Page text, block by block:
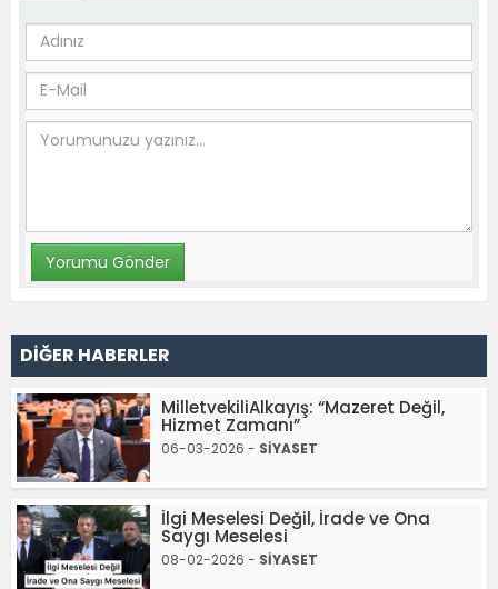
DİĞER HABERLER
MilletvekiliAlkayış: “Mazeret Değil,
Hizmet Zamanı”
06-03-2026 - SİYASET
İlgi Meselesi Değil, İrade ve Ona
Saygı Meselesi
08-02-2026 - SİYASET